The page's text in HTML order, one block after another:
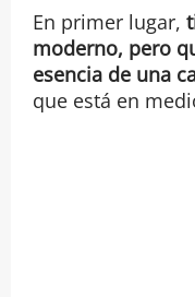
En primer lugar,
moderno, pero
esencia de una
que está en